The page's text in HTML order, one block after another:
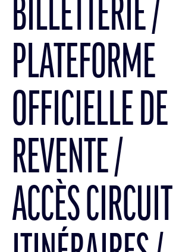
BILLETTERIE
PLATEFORME
OFFICIELLE DE
REVENTE
ACCÈS CIRCUIT